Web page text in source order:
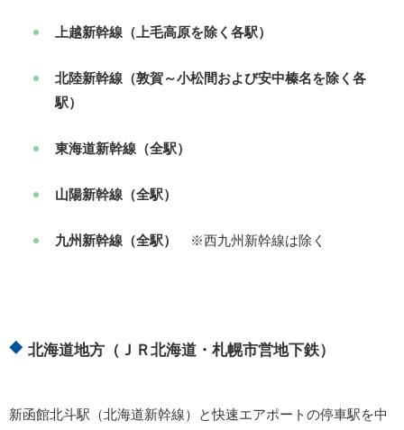
上越新幹線（上毛高原を除く各駅）
北陸新幹線（敦賀～小松間および安中榛名を除く各
駅）
東海道新幹線（全駅）
山陽新幹線（全駅）
九州新幹線（全駅） ※西九州新幹線は除く
北海道地方（ＪＲ北海道・札幌市営地下鉄）
新函館北斗駅（北海道新幹線）と快速エアポートの停車駅を中